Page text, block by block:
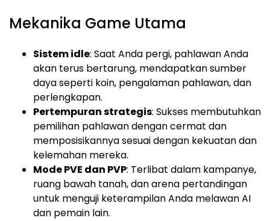
Mekanika Game Utama
Sistem idle: Saat Anda pergi, pahlawan Anda
akan terus bertarung, mendapatkan sumber
daya seperti koin, pengalaman pahlawan, dan
perlengkapan.
Pertempuran strategis: Sukses membutuhkan
pemilihan pahlawan dengan cermat dan
memposisikannya sesuai dengan kekuatan dan
kelemahan mereka.
Mode PVE dan PVP: Terlibat dalam kampanye,
ruang bawah tanah, dan arena pertandingan
untuk menguji keterampilan Anda melawan AI
dan pemain lain.